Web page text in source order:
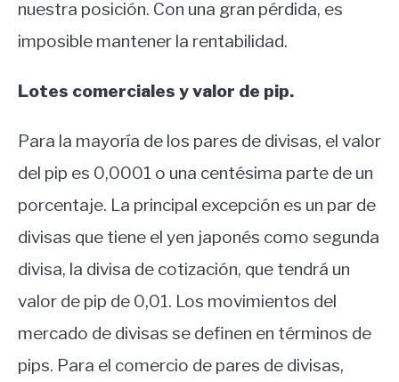
nuestra posición. Con una gran pérdida, es
imposible mantener la rentabilidad.
Lotes comerciales y valor de pip.
Para la mayoría de los pares de divisas, el valor
del pip es 0,0001 o una centésima parte de un
porcentaje. La principal excepción es un par de
divisas que tiene el yen japonés como segunda
divisa, la divisa de cotización, que tendrá un
valor de pip de 0,01. Los movimientos del
mercado de divisas se definen en términos de
pips. Para el comercio de pares de divisas,